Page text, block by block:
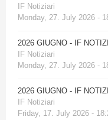
IF Notiziari
Monday, 27. July 2026 -
2026 GIUGNO - IF
IF Notiziari
Monday, 27. July 2026 -
2026 GIUGNO - IF
IF Notiziari
Friday, 17. July 2026 -